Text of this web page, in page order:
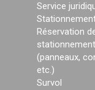
Service
Réservation
stationnement
(panneaux,
etc.)
Survol